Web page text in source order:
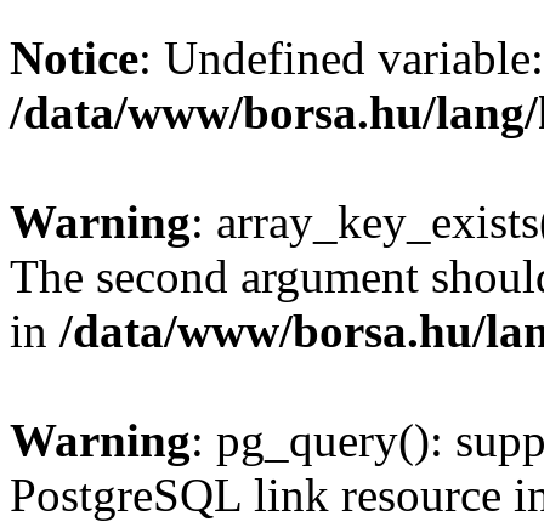
Notice: Undefined
/data/www/borsa.hu/
Warning:
The second argument
in /data/www/borsa.hu/
Warning: pg_query():
PostgreSQL link resource